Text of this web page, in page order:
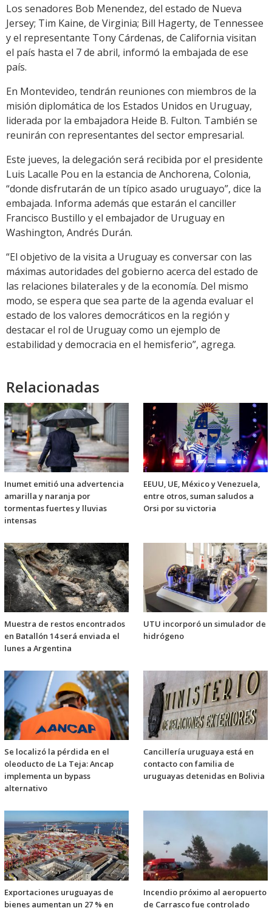
Link
Los senadores Bob Menendez, del estado de Nueva
Jersey; Tim Kaine, de Virginia; Bill Hagerty, de Tennessee
y el representante Tony Cárdenas, de California visitan
el país hasta el 7 de abril, informó la embajada de ese
país.
En Montevideo, tendrán reuniones con miembros de la
misión diplomática de los Estados Unidos en Uruguay,
liderada por la embajadora Heide B. Fulton. También se
reunirán con representantes del sector empresarial.
Este jueves, la delegación será recibida por el presidente
Luis Lacalle Pou en la estancia de Anchorena, Colonia,
“donde disfrutarán de un típico asado uruguayo”, dice la
embajada. Informa además que estarán el canciller
Francisco Bustillo y el embajador de Uruguay en
Washington, Andrés Durán.
“El objetivo de la visita a Uruguay es conversar con las
máximas autoridades del gobierno acerca del estado de
las relaciones bilaterales y de la economía. Del mismo
modo, se espera que sea parte de la agenda evaluar el
estado de los valores democráticos en la región y
destacar el rol de Uruguay como un ejemplo de
estabilidad y democracia en el hemisferio”, agrega.
Relacionadas
Inumet emitió una advertencia
amarilla y naranja por
tormentas fuertes y lluvias
intensas
EEUU, UE, México y Venezuela,
entre otros, suman saludos a
Orsi por su victoria
Muestra de restos encontrados
en Batallón 14 será enviada el
lunes a Argentina
UTU incorporó un simulador de
hidrógeno
Se localizó la pérdida en el
oleoducto de La Teja: Ancap
implementa un bypass
alternativo
Cancillería uruguaya está en
contacto con familia de
uruguayas detenidas en Bolivia
Exportaciones uruguayas de
bienes aumentan un 27 % en
Incendio próximo al aeropuerto
de Carrasco fue controlado